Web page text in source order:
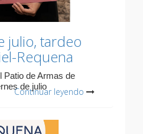
julio, tardeo
Requena
Patio de Armas de
de julio
Continuar leyendo